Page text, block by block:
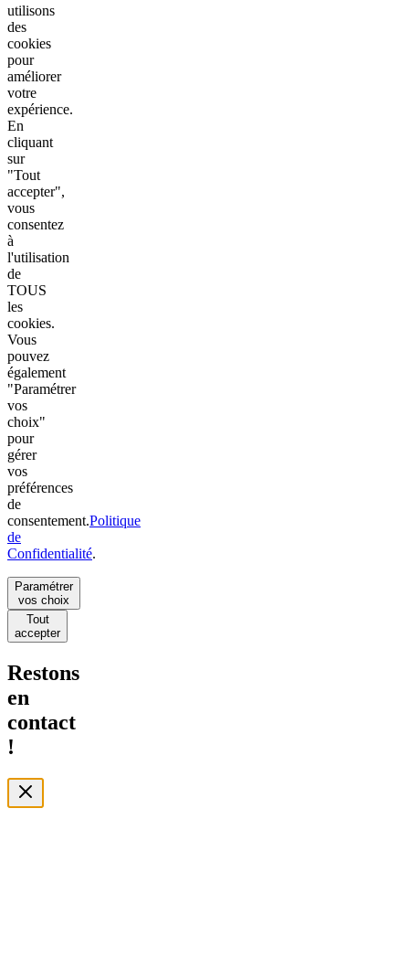
utilisons
des
cookies
pour
améliorer
votre
expérience.
En
cliquant
sur
"Tout
accepter",
vous
consentez
à
l'utilisation
de
TOUS
les
cookies.
Vous
pouvez
également
"Paramétrer
vos
choix"
pour
gérer
vos
préférences
de
consentement.Politique
de
Confidentialité.
Paramétrer
vos choix
Tout
accepter
Restons
en
contact
!